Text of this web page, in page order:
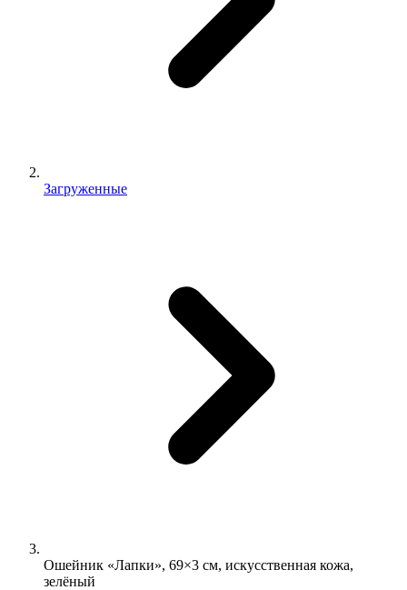
Загруженные
Ошейник «Лапки», 69×3 см, искусственная кожа,
зелёный